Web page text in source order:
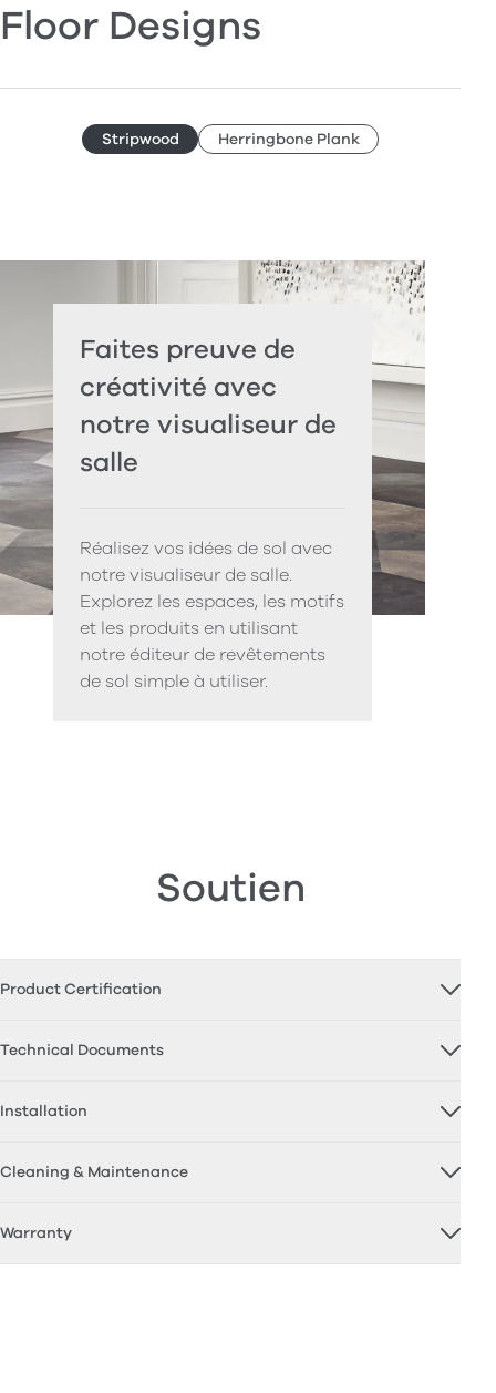
Floor Designs
Stripwood Herringbone Plank
Faites preuve de
créativité avec
notre visualiseur de
salle
Réalisez vos idées de sol avec
notre visualiseur de salle.
Explorez les espaces, les motifs
et les produits en utilisant
notre éditeur de revêtements
de sol simple à utiliser.
Soutien
Product Certification
Technical Documents
Installation
Cleaning & Maintenance
Warranty